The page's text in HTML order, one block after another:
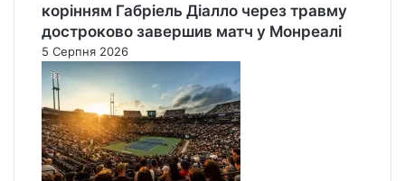
корінням Габріель Діалло через травму
достроково завершив матч у Монреалі
5 Серпня 2026